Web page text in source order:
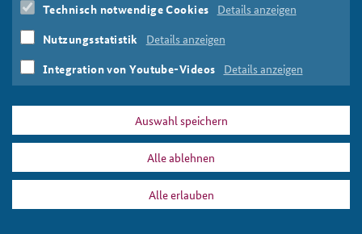
Pages
« first ‹ previous 1 2 3 4 next ›
DATA PRIVACY IMPRINT
Print
Technisch notwendige Cookies Details anzeigen
Nutzungsstatistik Details anzeigen
Integration von Youtube-Videos Details anzeigen
Auswahl speichern
Alle ablehnen
Alle erlauben